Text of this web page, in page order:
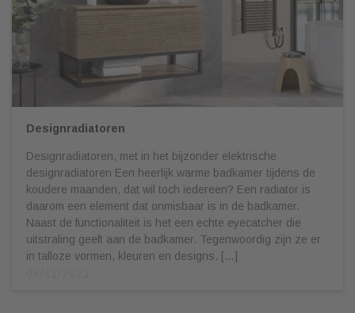
Designradiatoren
Designradiatoren, met in het bijzonder elektrische
designradiatoren Een heerlijk warme badkamer tijdens de
koudere maanden, dat wil toch iedereen? Een radiator is
daarom een element dat onmisbaar is in de badkamer.
Naast de functionaliteit is het een echte eyecatcher die
uitstraling geeft aan de badkamer. Tegenwoordig zijn ze er
in talloze vormen, kleuren en designs. […]